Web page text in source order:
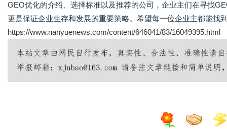
GEO优化的介绍、选择标准以及推荐的公司，企业主们在寻找
更是保证企业生存和发展的重要策略。希望每一位企业主都能找
https://www.nanyuenews.com/content/646041/83/16049395.html